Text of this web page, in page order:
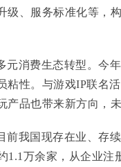
级、服务标准化等，
元消费生态转型。今
粘性。与游戏IP联名
产品也带来新方向，
前我国现存在业、存
1.1万余家，从企业